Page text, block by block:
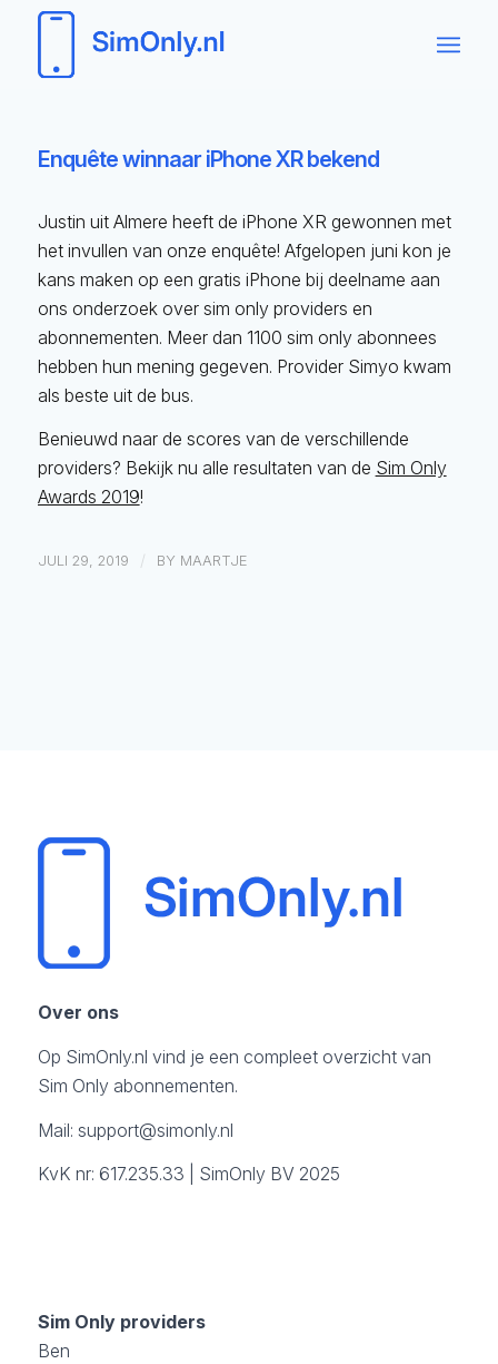
Enquête winnaar iPhone XR bekend
Justin uit Almere heeft de iPhone XR gewonnen met
het invullen van onze enquête! Afgelopen juni kon je
kans maken op een gratis iPhone bij deelname aan
ons onderzoek over sim only providers en
abonnementen. Meer dan 1100 sim only abonnees
hebben hun mening gegeven. Provider Simyo kwam
als beste uit de bus.
Benieuwd naar de scores van de verschillende
providers? Bekijk nu alle resultaten van de Sim Only
Awards 2019!
JULI 29, 2019 / BY MAARTJE
Over ons
Op SimOnly.nl vind je een compleet overzicht van
Sim Only abonnementen.
Mail: support@simonly.nl
KvK nr: 617.235.33 | SimOnly BV 2025
Sim Only providers
Ben